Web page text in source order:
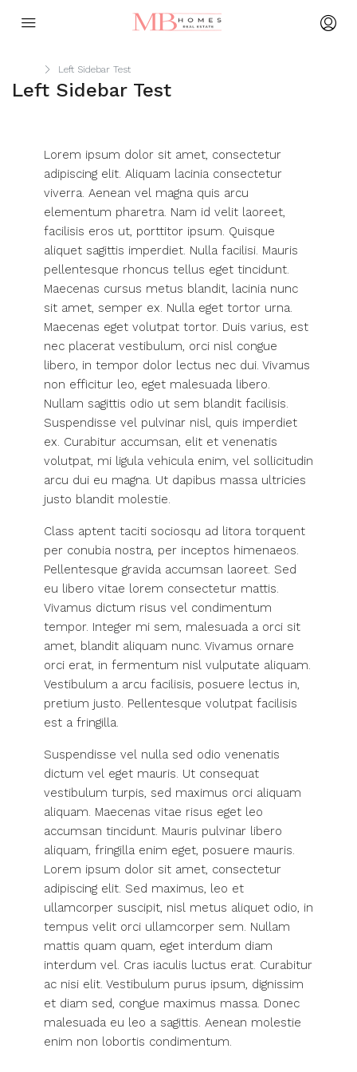
Left Sidebar Test
Left Sidebar Test
Lorem ipsum dolor sit amet, consectetur
adipiscing elit. Aliquam lacinia consectetur
viverra. Aenean vel magna quis arcu
elementum pharetra. Nam id velit laoreet,
facilisis eros ut, porttitor ipsum. Quisque
aliquet sagittis imperdiet. Nulla facilisi. Mauris
pellentesque rhoncus tellus eget tincidunt.
Maecenas cursus metus blandit, lacinia nunc
sit amet, semper ex. Nulla eget tortor urna.
Maecenas eget volutpat tortor. Duis varius, est
nec placerat vestibulum, orci nisl congue
libero, in tempor dolor lectus nec dui. Vivamus
non efficitur leo, eget malesuada libero.
Nullam sagittis odio ut sem blandit facilisis.
Suspendisse vel pulvinar nisl, quis imperdiet
ex. Curabitur accumsan, elit et venenatis
volutpat, mi ligula vehicula enim, vel sollicitudin
arcu dui eu magna. Ut dapibus massa ultricies
justo blandit molestie.
Class aptent taciti sociosqu ad litora torquent
per conubia nostra, per inceptos himenaeos.
Pellentesque gravida accumsan laoreet. Sed
eu libero vitae lorem consectetur mattis.
Vivamus dictum risus vel condimentum
tempor. Integer mi sem, malesuada a orci sit
amet, blandit aliquam nunc. Vivamus ornare
orci erat, in fermentum nisl vulputate aliquam.
Vestibulum a arcu facilisis, posuere lectus in,
pretium justo. Pellentesque volutpat facilisis
est a fringilla.
Suspendisse vel nulla sed odio venenatis
dictum vel eget mauris. Ut consequat
vestibulum turpis, sed maximus orci aliquam
aliquam. Maecenas vitae risus eget leo
accumsan tincidunt. Mauris pulvinar libero
aliquam, fringilla enim eget, posuere mauris.
Lorem ipsum dolor sit amet, consectetur
adipiscing elit. Sed maximus, leo et
ullamcorper suscipit, nisl metus aliquet odio, in
tempus velit orci ullamcorper sem. Nullam
mattis quam quam, eget interdum diam
interdum vel. Cras iaculis luctus erat. Curabitur
ac nisi elit. Vestibulum purus ipsum, dignissim
et diam sed, congue maximus massa. Donec
malesuada eu leo a sagittis. Aenean molestie
enim non lobortis condimentum.